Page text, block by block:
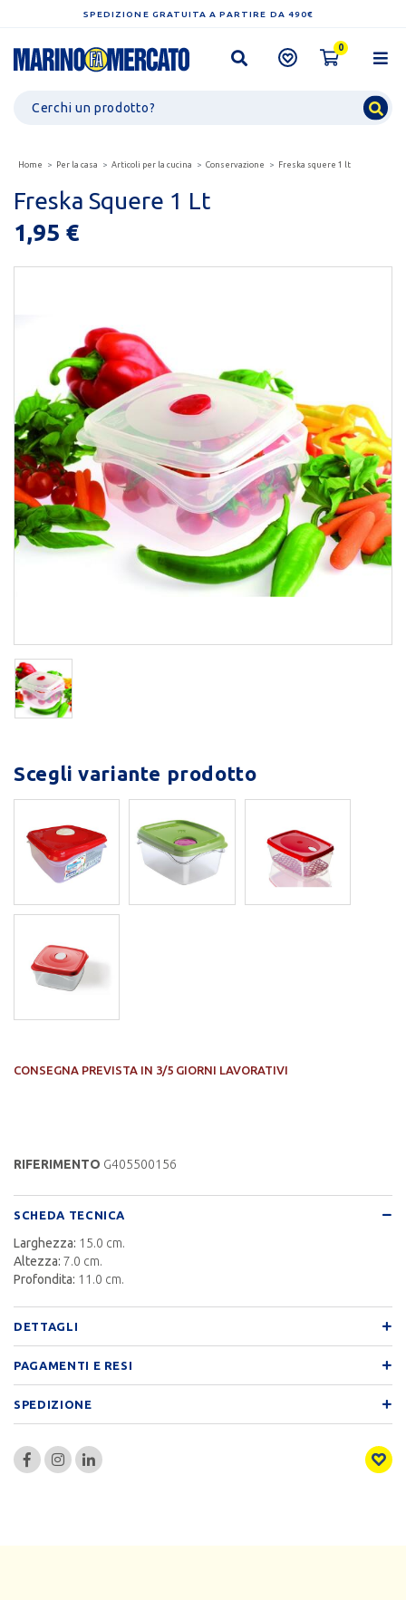
SPEDIZIONE GRATUITA A PARTIRE DA 490€
0
Home Per la casa Articoli per la cucina Conservazione Freska squere 1 lt
Freska Squere 1 Lt
1,95 €
Scegli variante prodotto
CONSEGNA PREVISTA IN 3/5 GIORNI LAVORATIVI
RIFERIMENTO G405500156
SCHEDA TECNICA
Larghezza: 15.0 cm.
Altezza: 7.0 cm.
Profondita: 11.0 cm.
DETTAGLI
PAGAMENTI E RESI
SPEDIZIONE